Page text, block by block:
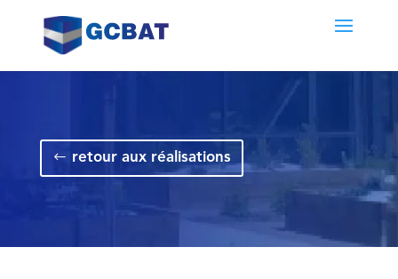
retour aux réalisations